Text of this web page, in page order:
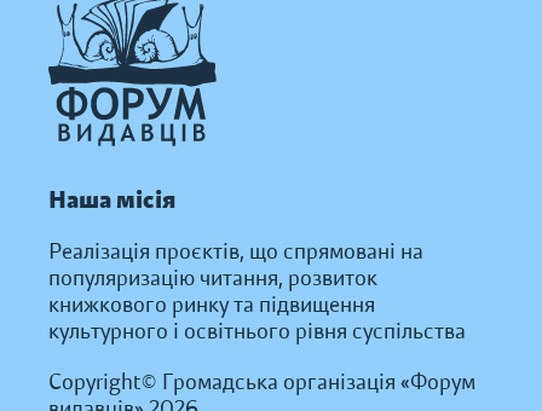
Наша місія
Реалізація проєктів, що спрямовані на
популяризацію читання, розвиток
книжкового ринку та підвищення
культурного і освітнього рівня суспільства
Copyright© Громадська організація «Форум